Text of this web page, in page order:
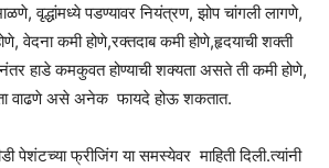
वृद्धांमध्ये पडण्यावर नियंत्रण, झोप चांगली लागणे,
वेदना कमी होणे,रक्तदाब कमी होणे,हृदयाची शक्ती
हाडे कमकुवत होण्याची शक्यता असते ती कमी होणे,
वाढणे असे अनेक फायदे होऊ शकतात.
पेशंटच्या फ्रीजिंग या समस्येवर माहिती दिली.त्यांनी